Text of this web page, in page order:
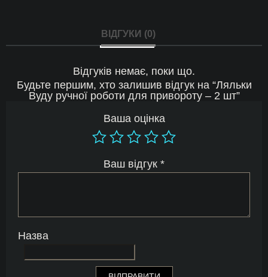
ВІДГУКИ (0)
Відгуків немає, поки що.
Будьте першим, хто залишив відгук на “Ляльки
Вуду ручної роботи для привороту – 2 шт”
Ваша оцінка
Ваш відгук *
Назва